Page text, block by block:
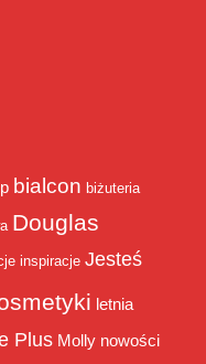
bialcon biżuteria
Douglas
inspiracje Jesteś
letnia
Plus Molly nowości